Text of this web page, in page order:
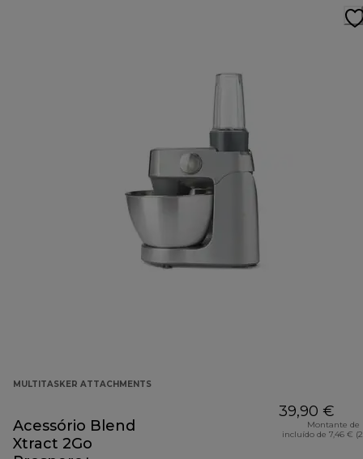
MULTITASKER ATTACHMENTS
Acessório Blend
Xtract 2Go
39,90 €
Montante de
incluído de 7,46 €